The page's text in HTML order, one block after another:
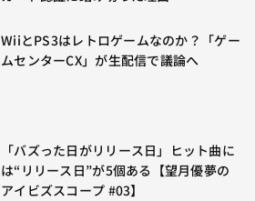
WiiとPS3はレトロゲームなのか？「ゲー
ムセンターCX」が生配信で議論へ
「バズった日がリリース日」ヒット曲に
は“リリース日”が5個ある【望月優夢の
アイビズスコープ #03】